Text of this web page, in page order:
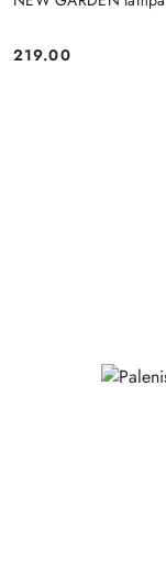
Cena:
219.00